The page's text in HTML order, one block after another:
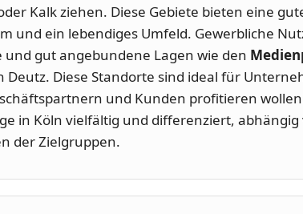
Kalk ziehen. Diese Gebiete bieten eine
und ein lebendiges Umfeld. Gewerbliche
und gut angebundene Lagen wie den
Deutz. Diese Standorte sind ideal für
und Kunden profitieren
in Köln vielfältig und differenziert,
der Zielgruppen.